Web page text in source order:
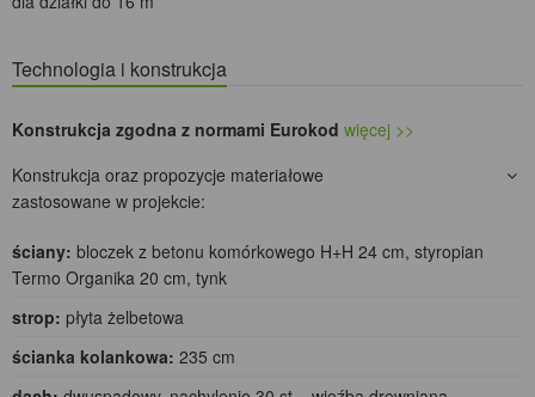
Technologia i konstrukcja
Konstrukcja zgodna z normami Eurokod więcej >>
Konstrukcja oraz propozycje materiałowe
zastosowane w projekcie:
ściany: bloczek z betonu komórkowego H+H 24 cm, styropian
Termo Organika 20 cm, tynk
strop: płyta żelbetowa
ścianka kolankowa: 235 cm